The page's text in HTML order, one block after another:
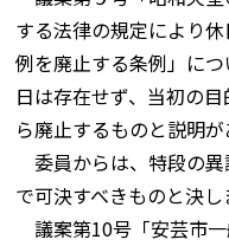
する法律の規定により
例を廃止する条例」に
日は存在せず、当初の
ら廃止するものと説明が
委員からは、特段の
で可決すべきものと決し
議案第10号「安芸市